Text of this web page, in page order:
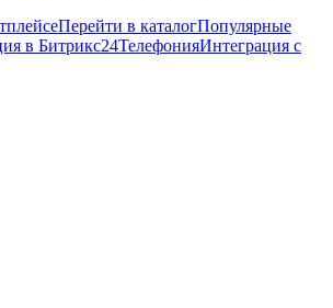
Перейти в каталогПопулярные
в Битрикс24ТелефонияИнтеграция с